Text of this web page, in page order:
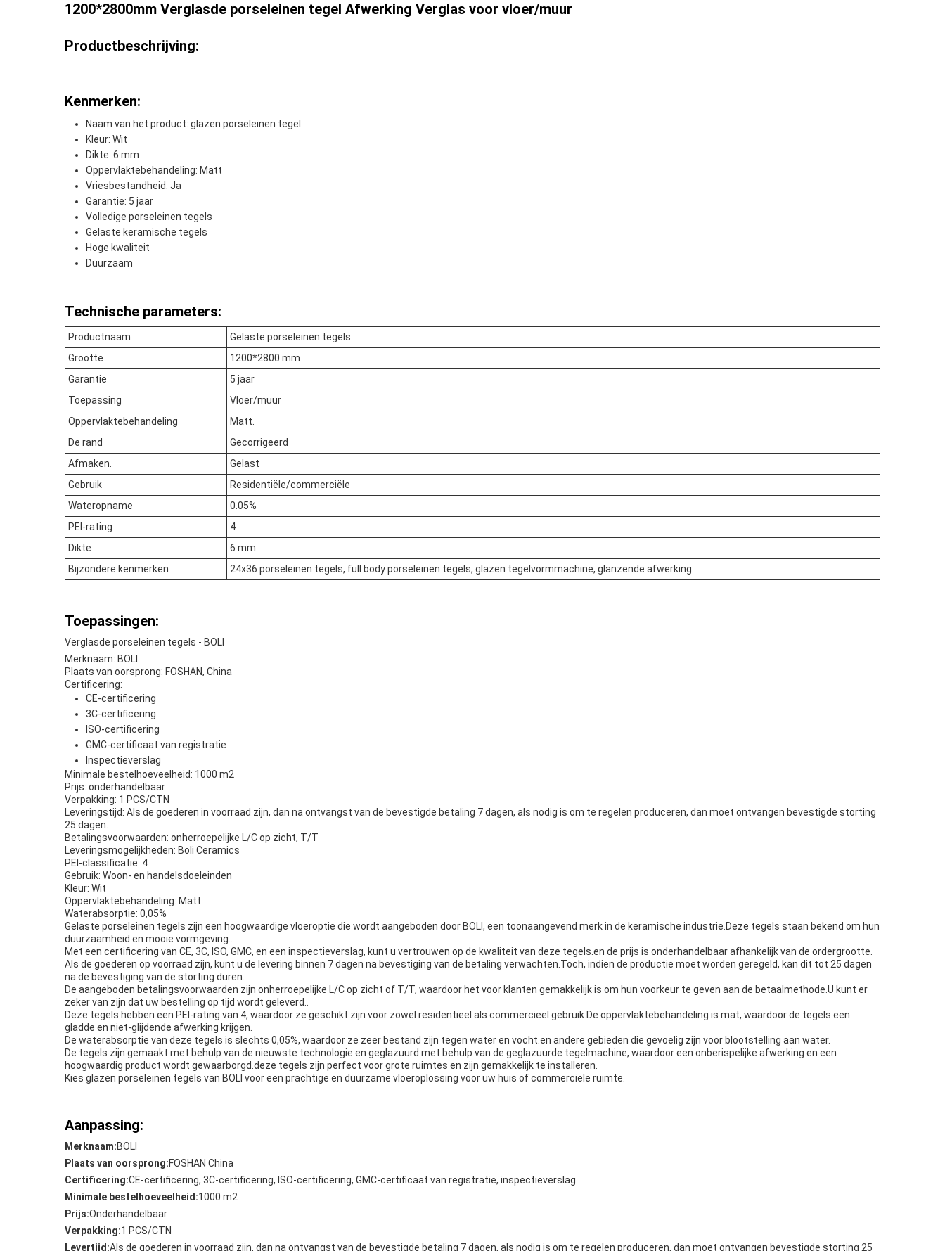
1200*2800mm Verglasde porseleinen tegel Afwerking Verglas voor vloer/muur
Productbeschrijving:
Kenmerken:
Naam van het product: glazen porseleinen tegel
Kleur: Wit
Dikte: 6 mm
Oppervlaktebehandeling: Matt
Vriesbestandheid: Ja
Garantie: 5 jaar
Volledige porseleinen tegels
Gelaste keramische tegels
Hoge kwaliteit
Duurzaam
Technische parameters:
Productnaam
Gelaste porseleinen tegels
Grootte
1200*2800 mm
Garantie
5 jaar
Toepassing
Vloer/muur
Oppervlaktebehandeling
Matt.
De rand
Gecorrigeerd
Afmaken.
Gelast
Gebruik
Residentiële/commerciële
Wateropname
0.05%
PEI-rating
4
Dikte
6 mm
Bijzondere kenmerken
24x36 porseleinen tegels, full body porseleinen tegels, glazen tegelvormmachine, glanzende afwerking
Toepassingen:
Verglasde porseleinen tegels - BOLI
Merknaam: BOLI
Plaats van oorsprong: FOSHAN, China
Certificering:
CE-certificering
3C-certificering
ISO-certificering
GMC-certificaat van registratie
Inspectieverslag
Minimale bestelhoeveelheid: 1000 m2
Prijs: onderhandelbaar
Verpakking: 1 PCS/CTN
Leveringstijd: Als de goederen in voorraad zijn, dan na ontvangst van de bevestigde betaling 7 dagen, als nodig is om te regelen produceren, dan moet ontvangen bevestigde storting
25 dagen.
Betalingsvoorwaarden: onherroepelijke L/C op zicht, T/T
Leveringsmogelijkheden: Boli Ceramics
PEI-classificatie: 4
Gebruik: Woon- en handelsdoeleinden
Kleur: Wit
Oppervlaktebehandeling: Matt
Waterabsorptie: 0,05%
Gelaste porseleinen tegels zijn een hoogwaardige vloeroptie die wordt aangeboden door BOLI, een toonaangevend merk in de keramische industrie.Deze tegels staan bekend om hun
duurzaamheid en mooie vormgeving..
Met een certificering van CE, 3C, ISO, GMC, en een inspectieverslag, kunt u vertrouwen op de kwaliteit van deze tegels.en de prijs is onderhandelbaar afhankelijk van de ordergrootte.
Als de goederen op voorraad zijn, kunt u de levering binnen 7 dagen na bevestiging van de betaling verwachten.Toch, indien de productie moet worden geregeld, kan dit tot 25 dagen
na de bevestiging van de storting duren.
De aangeboden betalingsvoorwaarden zijn onherroepelijke L/C op zicht of T/T, waardoor het voor klanten gemakkelijk is om hun voorkeur te geven aan de betaalmethode.U kunt er
zeker van zijn dat uw bestelling op tijd wordt geleverd..
Deze tegels hebben een PEI-rating van 4, waardoor ze geschikt zijn voor zowel residentieel als commercieel gebruik.De oppervlaktebehandeling is mat, waardoor de tegels een
gladde en niet-glijdende afwerking krijgen.
De waterabsorptie van deze tegels is slechts 0,05%, waardoor ze zeer bestand zijn tegen water en vocht.en andere gebieden die gevoelig zijn voor blootstelling aan water.
De tegels zijn gemaakt met behulp van de nieuwste technologie en geglazuurd met behulp van de geglazuurde tegelmachine, waardoor een onberispelijke afwerking en een
hoogwaardig product wordt gewaarborgd.deze tegels zijn perfect voor grote ruimtes en zijn gemakkelijk te installeren.
Kies glazen porseleinen tegels van BOLI voor een prachtige en duurzame vloeroplossing voor uw huis of commerciële ruimte.
Aanpassing:
Merknaam:BOLI
Plaats van oorsprong:FOSHAN China
Certificering:CE-certificering, 3C-certificering, ISO-certificering, GMC-certificaat van registratie, inspectieverslag
Minimale bestelhoeveelheid:1000 m2
Prijs:Onderhandelbaar
Verpakking:1 PCS/CTN
Levertijd:Als de goederen in voorraad zijn, dan na ontvangst van de bevestigde betaling 7 dagen, als nodig is om te regelen produceren, dan moet ontvangen bevestigde storting 25